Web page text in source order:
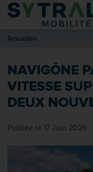
Contenu
Entête de page
Recherche
Pied de page
Actualités
NAVIGÔNE
VITESSE
DEUX
Publiée le 17 Juin 2026